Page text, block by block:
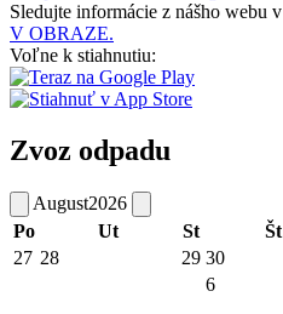
Sledujte informácie z nášho webu v
V OBRAZE.
Voľne k stiahnutiu:
Zvoz odpadu
August2026
Po
Ut St Št
27 28 29 30
6